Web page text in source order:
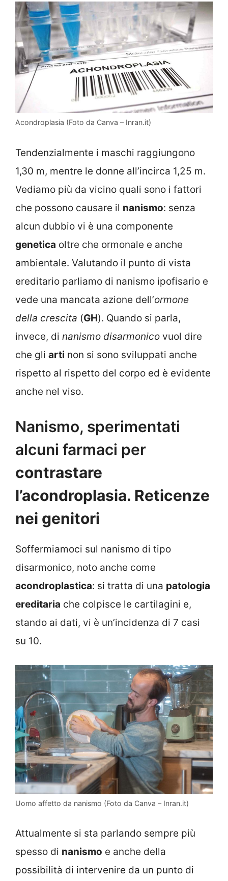
Acondroplasia (Foto da Canva – Inran.it)
Tendenzialmente i maschi raggiungono
1,30 m, mentre le donne all’incirca 1,25 m.
Vediamo più da vicino quali sono i fattori
che possono causare il nanismo: senza
alcun dubbio vi è una componente
genetica oltre che ormonale e anche
ambientale. Valutando il punto di vista
ereditario parliamo di nanismo ipofisario e
vede una mancata azione dell’ormone
della crescita (GH). Quando si parla,
invece, di nanismo disarmonico vuol dire
che gli arti non si sono sviluppati anche
rispetto al rispetto del corpo ed è evidente
anche nel viso.
Nanismo, sperimentati
alcuni farmaci per
contrastare
l’acondroplasia. Reticenze
nei genitori
Soffermiamoci sul nanismo di tipo
disarmonico, noto anche come
acondroplastica: si tratta di una patologia
ereditaria che colpisce le cartilagini e,
stando ai dati, vi è un’incidenza di 7 casi
su 10.
Uomo affetto da nanismo (Foto da Canva – Inran.it)
Attualmente si sta parlando sempre più
spesso di nanismo e anche della
possibilità di intervenire da un punto di